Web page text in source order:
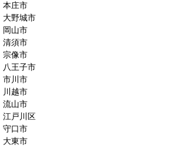
本庄市
大野城市
岡山市
清須市
宗像市
八王子市
市川市
川越市
流山市
江戸川区
守口市
大東市